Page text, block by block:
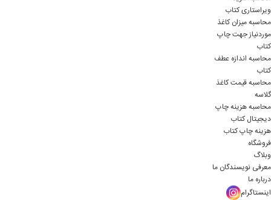
ویراستاری کتاب
محاسبه میزان کاغذ
موردنیاز جهت چاپ
کتاب
محاسبه اندازه عطف
کتاب
محاسبه قیمت کاغذ
گلاسه
محاسبه هزینه چاپ
دیجیتال کتاب
هزینه چاپ کتاب
فروشگاه
وبلاگ
معرفی نویسندگان ما
درباره ما
اینستاگرام